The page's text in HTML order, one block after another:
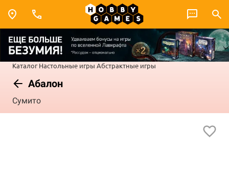
Каталог Настольные игры Абстрактные игры
Абалон
Сумито